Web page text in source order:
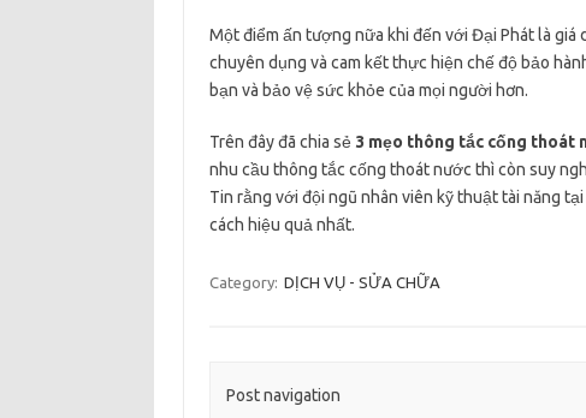
Một điểm ấn tượng nữa khi đến với Đại Phát là giá
chuyên dụng và cam kết thực hiện chế độ bảo
bạn và bảo vệ sức khỏe của mọi người hơn.
Trên đây đã chia sẻ 3 mẹo thông tắc cống thoát
nhu cầu thông tắc cống thoát nước thì còn suy
Tin rằng với đội ngũ nhân viên kỹ thuật tài năng
cách hiệu quả nhất.
Category: DỊCH VỤ - SỬA CHỮA
Post navigation